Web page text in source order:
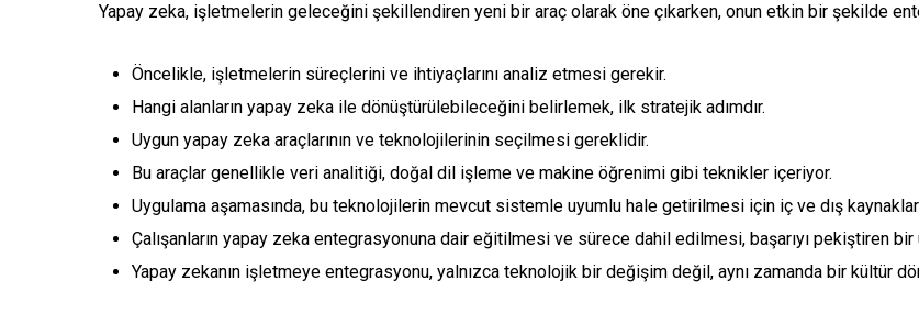
Yapay zeka, işletmelerin geleceğini şekillendiren yeni bir araç olarak öne çıkarken, onun etkin bir şekilde
Öncelikle, işletmelerin süreçlerini ve ihtiyaçlarını analiz etmesi gerekir.
Hangi alanların yapay zeka ile dönüştürülebileceğini belirlemek, ilk stratejik adımdır.
Uygun yapay zeka araçlarının ve teknolojilerinin seçilmesi gereklidir.
Bu araçlar genellikle veri analitiği, doğal dil işleme ve makine öğrenimi gibi teknikler içeriyor.
Uygulama aşamasında, bu teknolojilerin mevcut sistemle uyumlu hale getirilmesi için iç ve dış
Çalışanların yapay zeka entegrasyonuna dair eğitilmesi ve sürece dahil edilmesi, başarıyı pekiştiren
Yapay zekanın işletmeye entegrasyonu, yalnızca teknolojik bir değişim değil, aynı zamanda bir kültür